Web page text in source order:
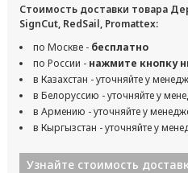
Стоимость доставки товара
SignCut, RedSail, Promattex:
по Москве - бесплатно
по России - нажмите кнопку
в Казахстан - уточняйте у
в Белоруссию - уточняйте у
в Армению - уточняйте у
в Кыргызстан - уточняйте у
Узнайте стоимость